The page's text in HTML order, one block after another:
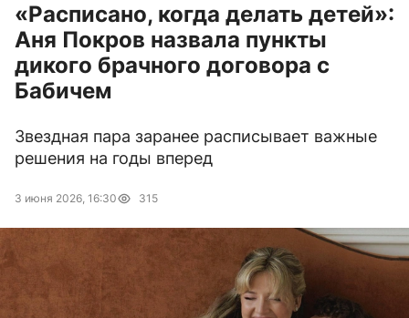
«Расписано, когда делать детей»:
Аня Покров назвала пункты
дикого брачного договора с
Бабичем
Звездная пара заранее расписывает важные
решения на годы вперед
3 июня 2026, 16:30 315